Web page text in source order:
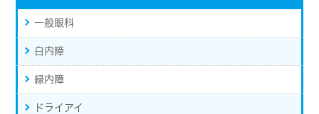
一般眼科
白内障
緑内障
ドライアイ